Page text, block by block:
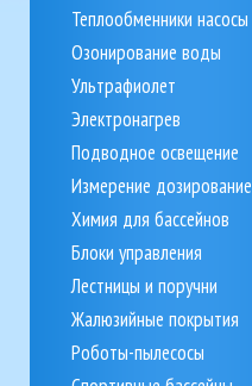
Теплообменники насосы
Озонирование воды
Ультрафиолет
Электронагрев
Подводное освещение
Измерение дозирование
Химия для бассейнов
Блоки управления
Лестницы и поручни
Жалюзийные покрытия
Роботы-пылесосы